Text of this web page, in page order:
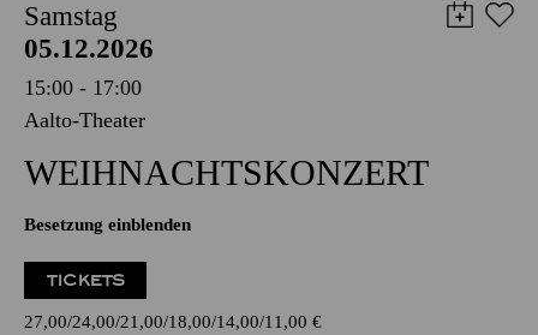
Samstag
05.12.2026
15:00 - 17:00
Aalto-Theater
WEIHNACHTS­KONZERT
Besetzung einblenden
TICKETS
27,00 24,00 21,00 18,00 14,00 11,00 €